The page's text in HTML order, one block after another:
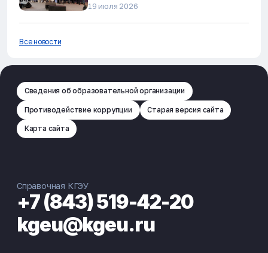
19 июля 2026
Все новости
Сведения об образовательной организации
Противодействие коррупции Старая версия сайта
Карта сайта
Справочная КГЭУ
+7 (843) 519-42-20
kgeu@kgeu.ru